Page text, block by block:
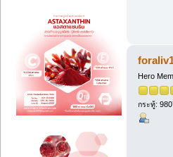
Hero
กระทู้: